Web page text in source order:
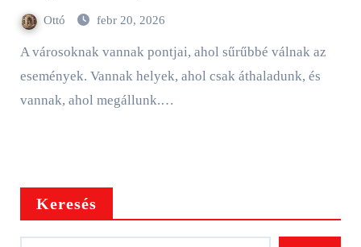
Ottó febr 20, 2026
A városoknak vannak pontjai, ahol sűrűbbé válnak az
események. Vannak helyek, ahol csak áthaladunk, és
vannak, ahol megállunk.…
Keresés